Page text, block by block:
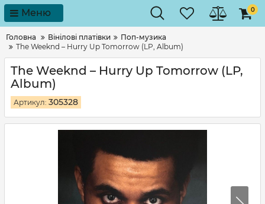
Меню 0
Головна Вінілові платівки
Поп-музика
The Weeknd – Hurry Up Tomorrow (LP, Album)
The Weeknd – Hurry Up Tomorrow (LP,
Album)
Артикул: 305328